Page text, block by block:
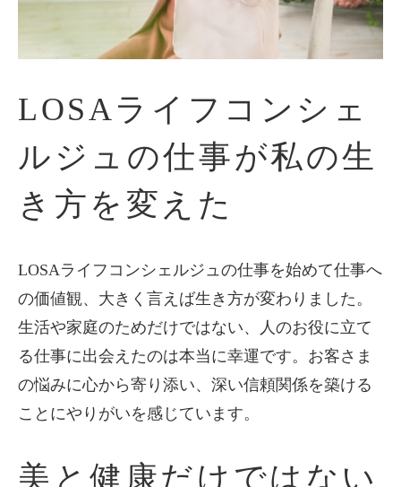
LOSAライフコンシェ
ルジュの仕事が私の生
き方を変えた
LOSAライフコンシェルジュの仕事を始めて仕事へ
の価値観、大きく言えば生き方が変わりました。
生活や家庭のためだけではない、人のお役に立て
る仕事に出会えたのは本当に幸運です。お客さま
の悩みに心から寄り添い、深い信頼関係を築ける
ことにやりがいを感じています。
美と健康だけではない